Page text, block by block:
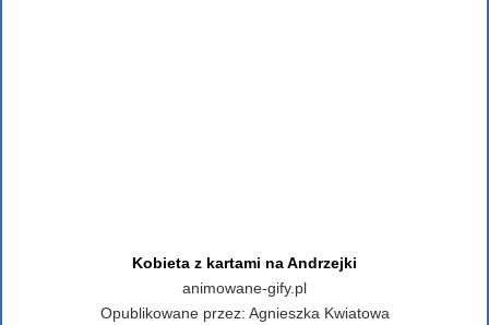
Kobieta z kartami na Andrzejki
animowane-gify.pl
Opublikowane przez: Agnieszka Kwiatowa